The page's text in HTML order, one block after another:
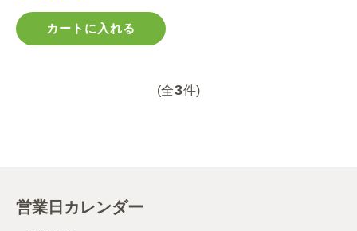
カートに入れる
(全3件)
営業日カレンダー